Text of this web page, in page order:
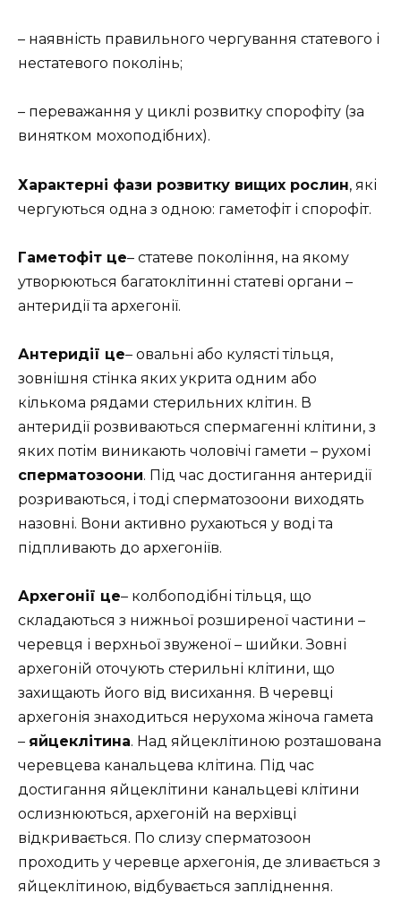
– наявність правильного чергування статевого і
нестатевого поколінь;
– переважання у циклі розвитку спорофіту (за
винятком мохоподібних).
Характерні фази розвитку вищих рослин, які
чергуються одна з одною: гаметофіт і спорофіт.
Гаметофіт це– статеве покоління, на якому
утворюються багатоклітинні статеві органи –
антеридії та архегонії.
Антеридії це– овальні або кулясті тільця,
зовнішня стінка яких укрита одним або
кількома рядами стерильних клітин. В
антеридії розвиваються спермагенні клітини, з
яких потім виникають чоловічі гамети – рухомі
сперматозоони. Під час достигання антеридії
розриваються, і тоді сперматозоони виходять
назовні. Вони активно рухаються у воді та
підпливають до архегоніїв.
Архегонії це– колбоподібні тільця, що
складаються з нижньої розширеної частини –
черевця і верхньої звуженої – шийки. Зовні
архегоній оточують стерильні клітини, що
захищають його від висихання. В черевці
архегонія знаходиться нерухома жіноча гамета
– яйцеклітина. Над яйцеклітиною розташована
черевцева канальцева клітина. Під час
достигання яйцеклітини канальцеві клітини
ослизнюються, архегоній на верхівці
відкривається. По слизу сперматозоон
проходить у черевце архегонія, де зливається з
яйцеклітиною, відбувається запліднення.